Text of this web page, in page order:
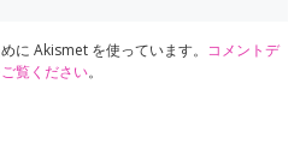
に Akismet を使っています。 コメントデ
覧ください。